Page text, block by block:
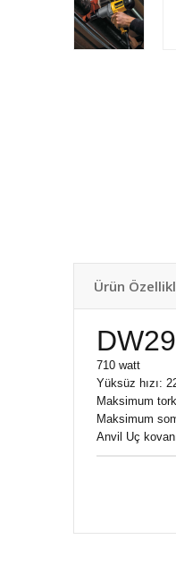
Ürün
710 watt
Yüksüz hızı:
Maksimum
Maksimum
Anvil Uç